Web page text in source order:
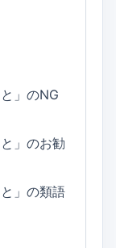
」のNG
」のお勧
」の類語